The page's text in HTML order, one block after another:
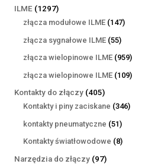
ILME 12971297
produktów
złącza modułowe ILME 147147
złącza sygnałowe ILME 5555
produktów
złącza wielopinowe ILME 959959
produktów
złącza wielopinowe ILME 109109
Kontakty do złączy 405405
produktów
Kontakty i piny zaciskane 346346
kontakty pneumatyczne 5151
produktów
Kontakty światłowodowe 88
Narzędzia do złączy 9797